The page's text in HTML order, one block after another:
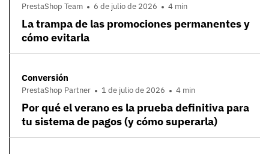
PrestaShop Team 6 de julio de 2026 4 min
La trampa de las promociones permanentes y
cómo evitarla
Conversión
PrestaShop Partner 1 de julio de 2026 4 min
Por qué el verano es la prueba definitiva para
tu sistema de pagos (y cómo superarla)